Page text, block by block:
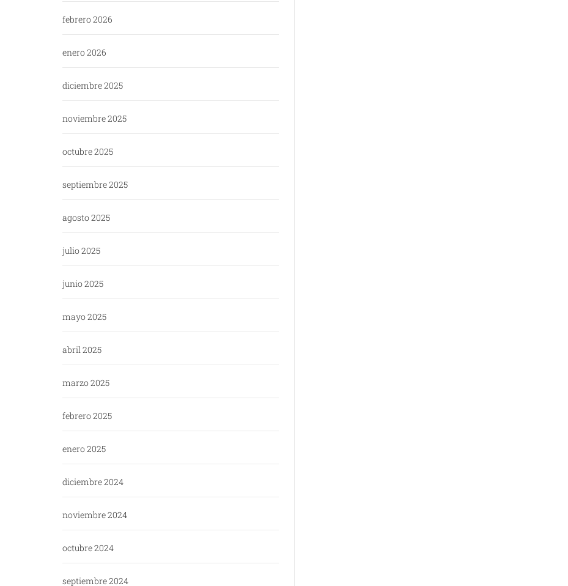
febrero 2026
enero 2026
diciembre 2025
noviembre 2025
octubre 2025
septiembre 2025
agosto 2025
julio 2025
junio 2025
mayo 2025
abril 2025
marzo 2025
febrero 2025
enero 2025
diciembre 2024
noviembre 2024
octubre 2024
septiembre 2024